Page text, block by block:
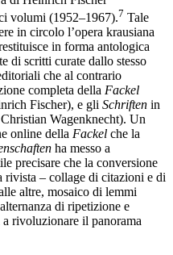
volumi (1952–1967).7 Tale
in circolo l’opera krausiana
in forma antologica
di scritti curate dallo stesso
che al contrario
completa della Fackel
Fischer), e gli Schriften in
Wagenknecht). Un
online della Fackel che la
ha messo a
precisare che la conversione
rivista – collage di citazioni e di
altre, mosaico di lemmi
di ripetizione e
rivoluzionare il panorama